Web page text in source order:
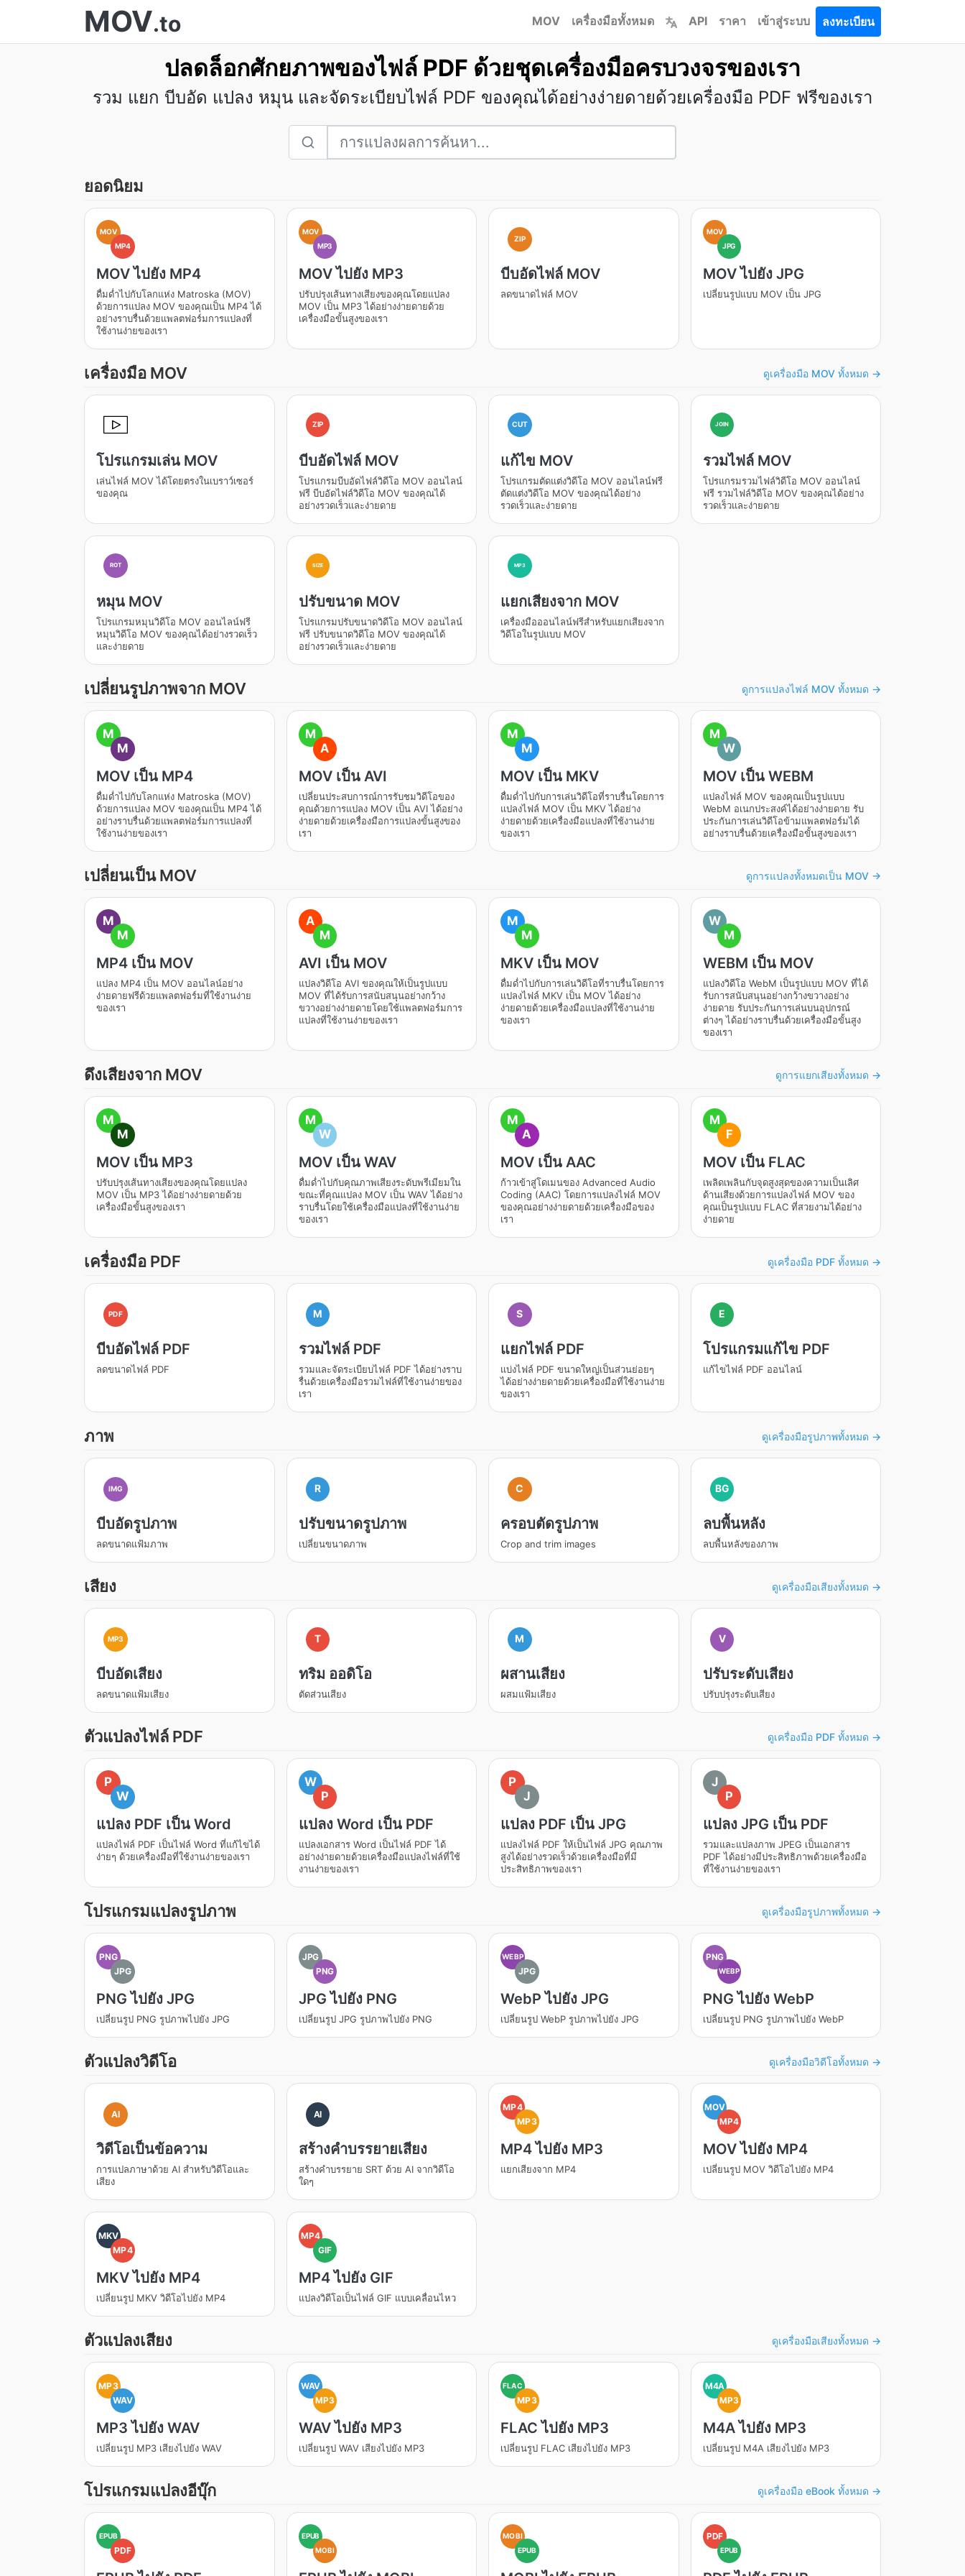
MOV.to MOV เครื่องมือทั้งหมด API ราคา เข้าสู่ระบบ ลงทะเบียน
ปลดล็อกศักยภาพของไฟล์ PDF ด้วยชุดเครื่องมือครบวงจรของเรา
รวม แยก บีบอัด แปลง หมุน และจัดระเบียบไฟล์ PDF ของคุณได้อย่างง่ายดายด้วยเครื่องมือ PDF ฟรีของเรา
ยอดนิยม
MOV
MP4
MOV ไปยัง MP4
ดื่มด่ำไปกับโลกแห่ง Matroska (MOV)
ด้วยการแปลง MOV ของคุณเป็น MP4 ได้
อย่างราบรื่นด้วยแพลตฟอร์มการแปลงที่
ใช้งานง่ายของเรา
MOV
MP3
MOV ไปยัง MP3
ปรับปรุงเส้นทางเสียงของคุณโดยแปลง
MOV เป็น MP3 ได้อย่างง่ายดายด้วย
เครื่องมือขั้นสูงของเรา
ZIP
บีบอัดไฟล์ MOV
ลดขนาดไฟล์ MOV
MOV
JPG
MOV ไปยัง JPG
เปลี่ยนรูปแบบ MOV เป็น JPG
เครื่องมือ MOV ดูเครื่องมือ MOV ทั้งหมด →
โปรแกรมเล่น MOV
เล่นไฟล์ MOV ได้โดยตรงในเบราว์เซอร์
ของคุณ
ZIP
บีบอัดไฟล์ MOV
โปรแกรมบีบอัดไฟล์วิดีโอ MOV ออนไลน์
ฟรี บีบอัดไฟล์วิดีโอ MOV ของคุณได้
อย่างรวดเร็วและง่ายดาย
CUT
แก้ไข MOV
โปรแกรมตัดแต่งวิดีโอ MOV ออนไลน์ฟรี
ตัดแต่งวิดีโอ MOV ของคุณได้อย่าง
รวดเร็วและง่ายดาย
JOIN
รวมไฟล์ MOV
โปรแกรมรวมไฟล์วิดีโอ MOV ออนไลน์
ฟรี รวมไฟล์วิดีโอ MOV ของคุณได้อย่าง
รวดเร็วและง่ายดาย
ROT
หมุน MOV
โปรแกรมหมุนวิดีโอ MOV ออนไลน์ฟรี
หมุนวิดีโอ MOV ของคุณได้อย่างรวดเร็ว
และง่ายดาย
SIZE
ปรับขนาด MOV
โปรแกรมปรับขนาดวิดีโอ MOV ออนไลน์
ฟรี ปรับขนาดวิดีโอ MOV ของคุณได้
อย่างรวดเร็วและง่ายดาย
MP3
แยกเสียงจาก MOV
เครื่องมือออนไลน์ฟรีสำหรับแยกเสียงจาก
วิดีโอในรูปแบบ MOV
เปลี่ยนรูปภาพจาก MOV ดูการแปลงไฟล์ MOV ทั้งหมด →
M
M
MOV เป็น MP4
ดื่มด่ำไปกับโลกแห่ง Matroska (MOV)
ด้วยการแปลง MOV ของคุณเป็น MP4 ได้
อย่างราบรื่นด้วยแพลตฟอร์มการแปลงที่
ใช้งานง่ายของเรา
M
A
MOV เป็น AVI
เปลี่ยนประสบการณ์การรับชมวิดีโอของ
คุณด้วยการแปลง MOV เป็น AVI ได้อย่าง
ง่ายดายด้วยเครื่องมือการแปลงขั้นสูงของ
เรา
M
M
MOV เป็น MKV
ดื่มด่ำไปกับการเล่นวิดีโอที่ราบรื่นโดยการ
แปลงไฟล์ MOV เป็น MKV ได้อย่าง
ง่ายดายด้วยเครื่องมือแปลงที่ใช้งานง่าย
ของเรา
M
W
MOV เป็น WEBM
แปลงไฟล์ MOV ของคุณเป็นรูปแบบ
WebM อเนกประสงค์ได้อย่างง่ายดาย รับ
ประกันการเล่นวิดีโอข้ามแพลตฟอร์มได้
อย่างราบรื่นด้วยเครื่องมือขั้นสูงของเรา
เปลี่ยนเป็น MOV ดูการแปลงทั้งหมดเป็น MOV →
M
M
MP4 เป็น MOV
แปลง MP4 เป็น MOV ออนไลน์อย่าง
ง่ายดายฟรีด้วยแพลตฟอร์มที่ใช้งานง่าย
ของเรา
A
M
AVI เป็น MOV
แปลงวิดีโอ AVI ของคุณให้เป็นรูปแบบ
MOV ที่ได้รับการสนับสนุนอย่างกว้าง
ขวางอย่างง่ายดายโดยใช้แพลตฟอร์มการ
แปลงที่ใช้งานง่ายของเรา
M
M
MKV เป็น MOV
ดื่มด่ำไปกับการเล่นวิดีโอที่ราบรื่นโดยการ
แปลงไฟล์ MKV เป็น MOV ได้อย่าง
ง่ายดายด้วยเครื่องมือแปลงที่ใช้งานง่าย
ของเรา
W
M
WEBM เป็น MOV
แปลงวิดีโอ WebM เป็นรูปแบบ MOV ที่ได้
รับการสนับสนุนอย่างกว้างขวางอย่าง
ง่ายดาย รับประกันการเล่นบนอุปกรณ์
ต่างๆ ได้อย่างราบรื่นด้วยเครื่องมือขั้นสูง
ของเรา
ดึงเสียงจาก MOV ดูการแยกเสียงทั้งหมด →
M
M
MOV เป็น MP3
ปรับปรุงเส้นทางเสียงของคุณโดยแปลง
MOV เป็น MP3 ได้อย่างง่ายดายด้วย
เครื่องมือขั้นสูงของเรา
M
W
MOV เป็น WAV
ดื่มด่ำไปกับคุณภาพเสียงระดับพรีเมียมใน
ขณะที่คุณแปลง MOV เป็น WAV ได้อย่าง
ราบรื่นโดยใช้เครื่องมือแปลงที่ใช้งานง่าย
ของเรา
M
A
MOV เป็น AAC
ก้าวเข้าสู่โดเมนของ Advanced Audio
Coding (AAC) โดยการแปลงไฟล์ MOV
ของคุณอย่างง่ายดายด้วยเครื่องมือของ
เรา
M
F
MOV เป็น FLAC
เพลิดเพลินกับจุดสูงสุดของความเป็นเลิศ
ด้านเสียงด้วยการแปลงไฟล์ MOV ของ
คุณเป็นรูปแบบ FLAC ที่สวยงามได้อย่าง
ง่ายดาย
เครื่องมือ PDF ดูเครื่องมือ PDF ทั้งหมด →
PDF
บีบอัดไฟล์ PDF
ลดขนาดไฟล์ PDF
M
รวมไฟล์ PDF
รวมและจัดระเบียบไฟล์ PDF ได้อย่างราบ
รื่นด้วยเครื่องมือรวมไฟล์ที่ใช้งานง่ายของ
เรา
S
แยกไฟล์ PDF
แบ่งไฟล์ PDF ขนาดใหญ่เป็นส่วนย่อยๆ
ได้อย่างง่ายดายด้วยเครื่องมือที่ใช้งานง่าย
ของเรา
E
โปรแกรมแก้ไข PDF
แก้ไขไฟล์ PDF ออนไลน์
ภาพ ดูเครื่องมือรูปภาพทั้งหมด →
IMG
บีบอัดรูปภาพ
ลดขนาดแฟ้มภาพ
R
ปรับขนาดรูปภาพ
เปลี่ยนขนาดภาพ
C
ครอบตัดรูปภาพ
Crop and trim images
BG
ลบพื้นหลัง
ลบพื้นหลังของภาพ
เสียง ดูเครื่องมือเสียงทั้งหมด →
MP3
บีบอัดเสียง
ลดขนาดแฟ้มเสียง
T
ทริม ออดิโอ
ตัดส่วนเสียง
M
ผสานเสียง
ผสมแฟ้มเสียง
V
ปรับระดับเสียง
ปรับปรุงระดับเสียง
ตัวแปลงไฟล์ PDF ดูเครื่องมือ PDF ทั้งหมด →
P
W
แปลง PDF เป็น Word
แปลงไฟล์ PDF เป็นไฟล์ Word ที่แก้ไขได้
ง่ายๆ ด้วยเครื่องมือที่ใช้งานง่ายของเรา
W
P
แปลง Word เป็น PDF
แปลงเอกสาร Word เป็นไฟล์ PDF ได้
อย่างง่ายดายด้วยเครื่องมือแปลงไฟล์ที่ใช้
งานง่ายของเรา
P
J
แปลง PDF เป็น JPG
แปลงไฟล์ PDF ให้เป็นไฟล์ JPG คุณภาพ
สูงได้อย่างรวดเร็วด้วยเครื่องมือที่มี
ประสิทธิภาพของเรา
J
P
แปลง JPG เป็น PDF
รวมและแปลงภาพ JPEG เป็นเอกสาร
PDF ได้อย่างมีประสิทธิภาพด้วยเครื่องมือ
ที่ใช้งานง่ายของเรา
โปรแกรมแปลงรูปภาพ ดูเครื่องมือรูปภาพทั้งหมด →
PNG
JPG
PNG ไปยัง JPG
เปลี่ยนรูป PNG รูปภาพไปยัง JPG
JPG
PNG
JPG ไปยัง PNG
เปลี่ยนรูป JPG รูปภาพไปยัง PNG
WEBP
JPG
WebP ไปยัง JPG
เปลี่ยนรูป WebP รูปภาพไปยัง JPG
PNG
WEBP
PNG ไปยัง WebP
เปลี่ยนรูป PNG รูปภาพไปยัง WebP
ตัวแปลงวิดีโอ ดูเครื่องมือวิดีโอทั้งหมด →
AI
วิดีโอเป็นข้อความ
การแปลภาษาด้วย AI สำหรับวิดีโอและ
เสียง
AI
สร้างคำบรรยายเสียง
สร้างคำบรรยาย SRT ด้วย AI จากวิดีโอ
ใดๆ
MP4
MP3
MP4 ไปยัง MP3
แยกเสียงจาก MP4
MOV
MP4
MOV ไปยัง MP4
เปลี่ยนรูป MOV วิดีโอไปยัง MP4
MKV
MP4
MKV ไปยัง MP4
เปลี่ยนรูป MKV วิดีโอไปยัง MP4
MP4
GIF
MP4 ไปยัง GIF
แปลงวิดีโอเป็นไฟล์ GIF แบบเคลื่อนไหว
ตัวแปลงเสียง ดูเครื่องมือเสียงทั้งหมด →
MP3
WAV
MP3 ไปยัง WAV
เปลี่ยนรูป MP3 เสียงไปยัง WAV
WAV
MP3
WAV ไปยัง MP3
เปลี่ยนรูป WAV เสียงไปยัง MP3
FLAC
MP3
FLAC ไปยัง MP3
เปลี่ยนรูป FLAC เสียงไปยัง MP3
M4A
MP3
M4A ไปยัง MP3
เปลี่ยนรูป M4A เสียงไปยัง MP3
โปรแกรมแปลงอีบุ๊ก ดูเครื่องมือ eBook ทั้งหมด →
EPUB
PDF
EPUB
MOBI
MOBI
EPUB
PDF
EPUB